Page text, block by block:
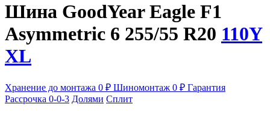
Шина GoodYear Eagle F1
Asymmetric 6 255/55 R20 110Y
XL
Хранение до монтажа 0 ₽ Шиномонтаж 0 ₽ Гарантия
Рассрочка 0-0-3 Долями Сплит